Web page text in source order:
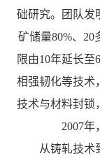
础研究。团队发
矿储量80%、
限由10年延长
相强韧化等技术
技术与材料封锁
2007年
从铸轧技术